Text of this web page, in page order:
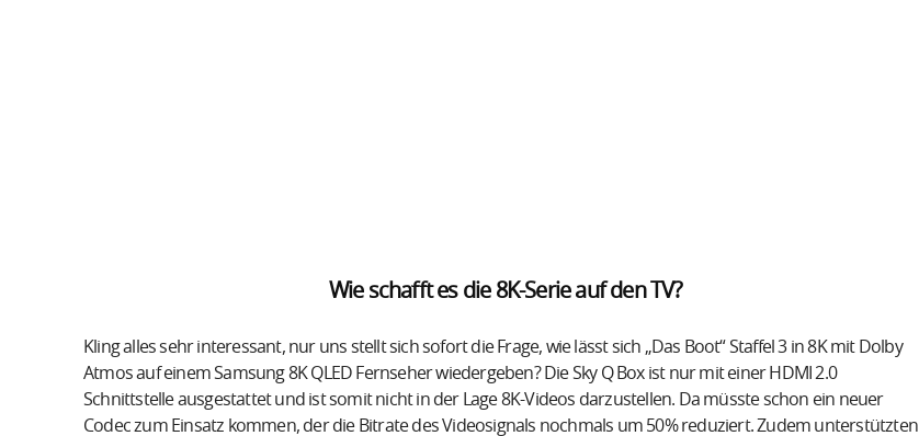
Wie schafft es die 8K-Serie auf den TV?
Kling alles sehr interessant, nur uns stellt sich sofort die Frage, wie lässt sich „Das Boot“ Staffel 3 in 8K mit Dolby
Atmos auf einem Samsung 8K QLED Fernseher wiedergeben? Die Sky Q Box ist nur mit einer HDMI 2.0
Schnittstelle ausgestattet und ist somit nicht in der Lage 8K-Videos darzustellen. Da müsste schon ein neuer
Codec zum Einsatz kommen, der die Bitrate des Videosignals nochmals um 50% reduziert. Zudem unterstützten